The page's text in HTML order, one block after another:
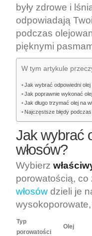
i
były zdrowe i
odpowiadają
podczas
pięknymi
W tym artykule
Jak wybrać odpowiedni olej
Jak poprawnie wykonać
Jak długo trzymać olej na
Najczęstsze błędy
Jak wybrać
włosów?
Wybierz
porowatością,
włosów dzieli je
Typ
porowatości
Olej